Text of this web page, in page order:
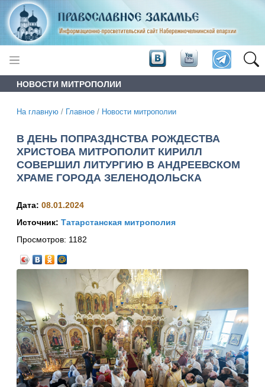
НОВОСТИ МИТРОПОЛИИ
На главную / Главное / Новости митрополии
В ДЕНЬ ПОПРАЗДНСТВА РОЖДЕСТВА
ХРИСТОВА МИТРОПОЛИТ КИРИЛЛ
СОВЕРШИЛ ЛИТУРГИЮ В АНДРЕЕВСКОМ
ХРАМЕ ГОРОДА ЗЕЛЕНОДОЛЬСКА
Дата: 08.01.2024
Источник: Татарстанская митрополия
Просмотров: 1182